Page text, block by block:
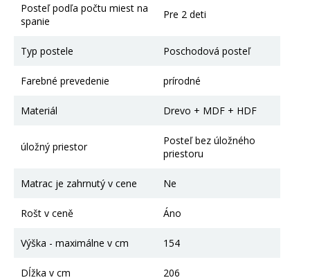
Posteľ podľa počtu miest na
spanie
Pre 2 deti
Typ postele Poschodová posteľ
Farebné prevedenie prírodné
Materiál Drevo + MDF + HDF
úložný priestor
Posteľ bez úložného
priestoru
Matrac je zahrnutý v cene Ne
Rošt v ceně Áno
Výška - maximálne v cm 154
Dĺžka v cm 206